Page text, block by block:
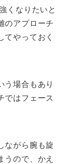
くなりたいと
のアプローチ
てやっておく
う場合もあり
ではフェース
ながら腕も旋
うので、かえ